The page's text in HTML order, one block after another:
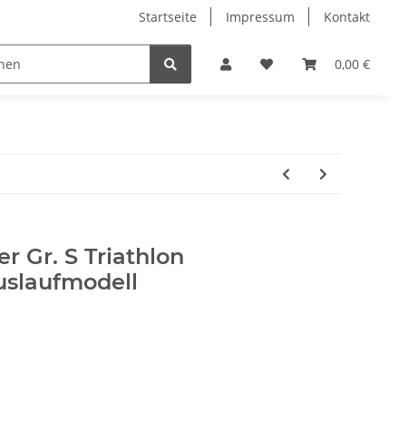
Startseite Impressum Kontakt
0,00 €
ICG Indoor Bikes Sale 50% Bücher Damen
Gr. S Triathlon